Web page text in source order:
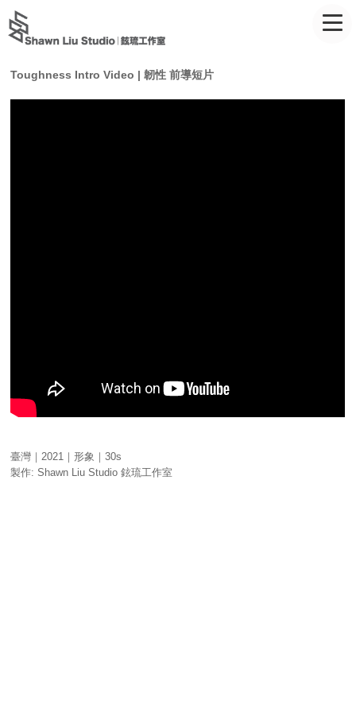
Toughness Intro Video | 韌性 前導短片
臺灣｜2021｜形象｜30s
製作: Shawn Liu Studio 鉉琉工作室